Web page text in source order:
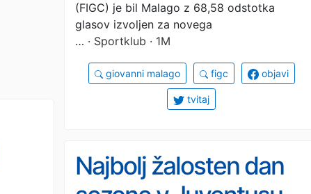
(FIGC) je bil Malago z 68,58 odstotka
glasov izvoljen za novega
… · Sportklub · 1M
giovanni malago figc objavi
tvitaj
Najbolj žalosten dan